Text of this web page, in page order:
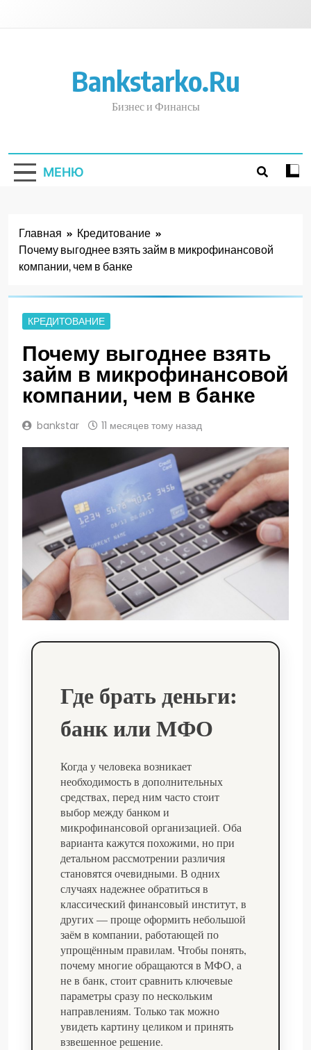
Bankstarko.ru
Бизнес и Финансы
МЕНЮ
Главная
Кредитование
Почему выгоднее взять займ в микрофинансовой
компании, чем в банке
КРЕДИТОВАНИЕ
Почему выгоднее взять
займ в микрофинансовой
компании, чем в банке
bankstar 11 месяцев тому назад
Где брать деньги:
банк или МФО
Когда у человека возникает
необходимость в дополнительных
средствах, перед ним часто стоит
выбор между банком и
микрофинансовой организацией. Оба
варианта кажутся похожими, но при
детальном рассмотрении различия
становятся очевидными. В одних
случаях надежнее обратиться в
классический финансовый институт, в
других — проще оформить небольшой
заём в компании, работающей по
упрощённым правилам. Чтобы понять,
почему многие обращаются в МФО, а
не в банк, стоит сравнить ключевые
параметры сразу по нескольким
направлениям. Только так можно
увидеть картину целиком и принять
взвешенное решение.